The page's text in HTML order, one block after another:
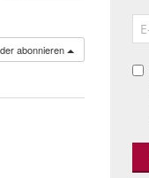
abonnieren